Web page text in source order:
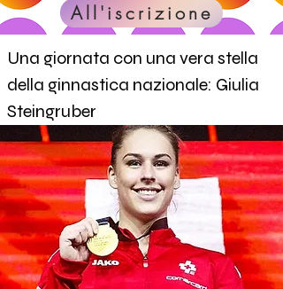
All'iscrizione
Una giornata con una vera stella
della ginnastica nazionale: Giulia
Steingruber